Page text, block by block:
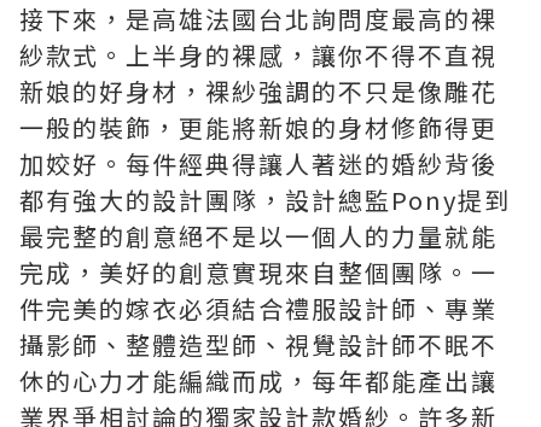
接下來，是高雄法國台北詢問度最高的裸
紗款式。上半身的裸感，讓你不得不直視
新娘的好身材，裸紗強調的不只是像雕花
一般的裝飾，更能將新娘的身材修飾得更
加姣好。每件經典得讓人著迷的婚紗背後
都有強大的設計團隊，設計總監Pony提到
最完整的創意絕不是以一個人的力量就能
完成，美好的創意實現來自整個團隊。一
件完美的嫁衣必須結合禮服設計師、專業
攝影師、整體造型師、視覺設計師不眠不
休的心力才能編織而成，每年都能產出讓
業界爭相討論的獨家設計款婚紗。許多新